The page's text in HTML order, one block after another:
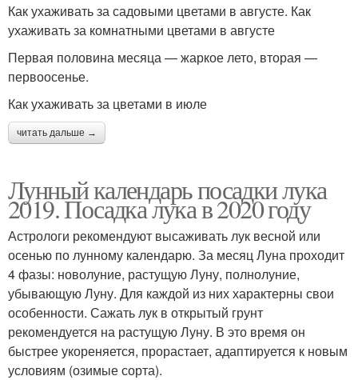
Как ухаживать за садовыми цветами в августе. Как
ухаживать за комнатными цветами в августе
Первая половина месяца — жаркое лето, вторая —
первоосенье.
Как ухаживать за цветами в июле
читать дальше →
Лунный календарь посадки лука
2019. Посадка лука в 2020 году
Астрологи рекомендуют высаживать лук весной или
осенью по лунному календарю. За месяц Луна проходит
4 фазы: новолуние, растущую Луну, полнолуние,
убывающую Луну. Для каждой из них характерны свои
особенности. Сажать лук в открытый грунт
рекомендуется на растущую Луну. В это время он
быстрее укореняется, прорастает, адаптируется к новым
условиям (озимые сорта).